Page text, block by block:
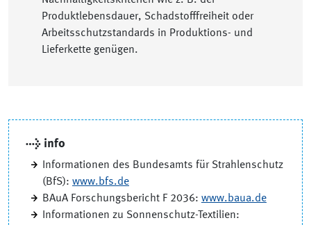
Produktlebensdauer, Schadstofffreiheit oder
Arbeitsschutzstandards in Produktions- und
Lieferkette genügen.
→ info
Informationen des Bundesamts für Strahlenschutz
(BfS): www.bfs.de
BAuA Forschungsbericht F 2036: www.baua.de
Informationen zu Sonnenschutz-Textilien: